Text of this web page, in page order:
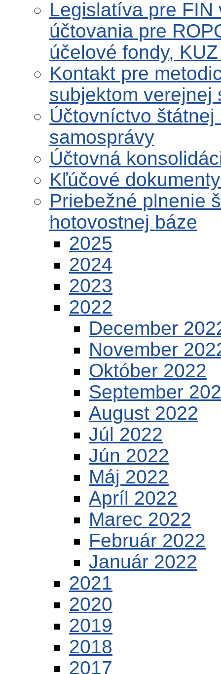
Legislatíva pre FIN
účtovania pre
účelové fondy,
Kontakt pre
subjektom verejnej
Účtovníctvo
samosprávy
Účtovná
Kľúčové
Priebežné plnenie
hotovostnej báze
2025
2024
2023
2022
December
November
Október 2022
September
August 2022
Júl 2022
Jún 2022
Máj 2022
Apríl 2022
Marec 2022
Február 2022
Január 2022
2021
2020
2019
2018
2017